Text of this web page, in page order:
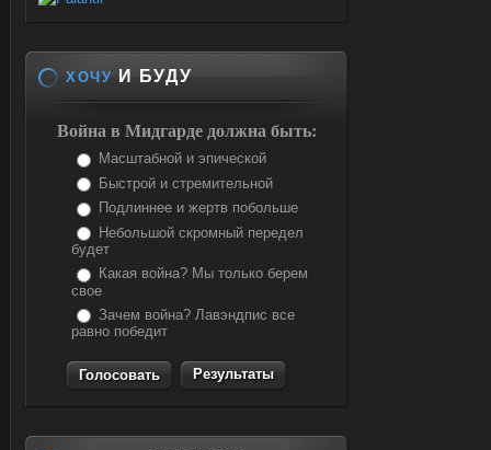
ХОЧУ И БУДУ
Война в Мидгарде должна быть:
Масштабной и эпической
Быстрой и стремительной
Подлиннее и жертв побольше
Небольшой скромный передел
будет
Какая война? Мы только берем
свое
Зачем война? Лавэндпис все
равно победит
Результаты